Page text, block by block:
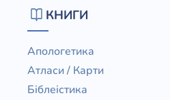
КНИГИ
Апологетика
Атласи / Карти
Біблеістика